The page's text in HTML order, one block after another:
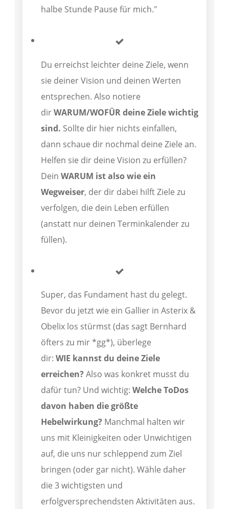
halbe Stunde Pause für mich."
Du erreichst leichter deine Ziele, wenn
sie deiner Vision und deinen Werten
entsprechen. Also notiere
dirWARUM/WOFÜR deine Ziele wichtig
sind. Sollte dir hier nichts einfallen,
dann schaue dir nochmal deine Ziele an.
Helfen sie dir deine Vision zu erfüllen?
Dein WARUM ist also wie ein
Wegweiser, der dir dabei hilft Ziele zu
verfolgen, die dein Leben erfüllen
(anstatt nur deinen Terminkalender zu
füllen).
Super, das Fundament hast du gelegt.
Bevor du jetzt wie ein Gallier in Asterix &
Obelix los stürmst (das sagt Bernhard
öfters zu mir *gg*), überlege
dir: WIE kannst du deine Ziele
erreichen?Also was konkret musst du
dafür tun? Und wichtig: Welche ToDos
davon haben die größte
Hebelwirkung? Manchmal halten wir
uns mit Kleinigkeiten oder Unwichtigen
auf, die uns nur schleppend zum Ziel
bringen (oder gar nicht). Wähle daher
die 3 wichtigsten und
erfolgversprechendsten Aktivitäten aus.